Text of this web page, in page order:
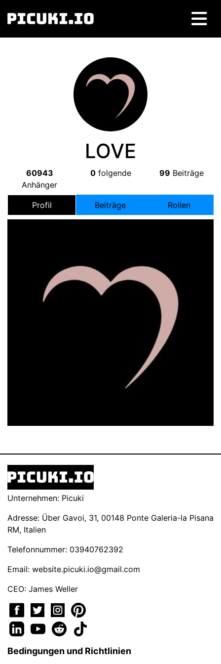
LOVE
60943
Anhänger
0folgende 99 Beiträge
Profil Beiträge Rollen
Unternehmen: Picuki
Adresse: Über Gavoi, 31, 00148 Ponte Galeria-la Pisana
RM, Italien
Telefonnummer: 03940762392
Email: website.picuki.io@gmail.com
CEO: James Weller
Bedingungen und Richtlinien